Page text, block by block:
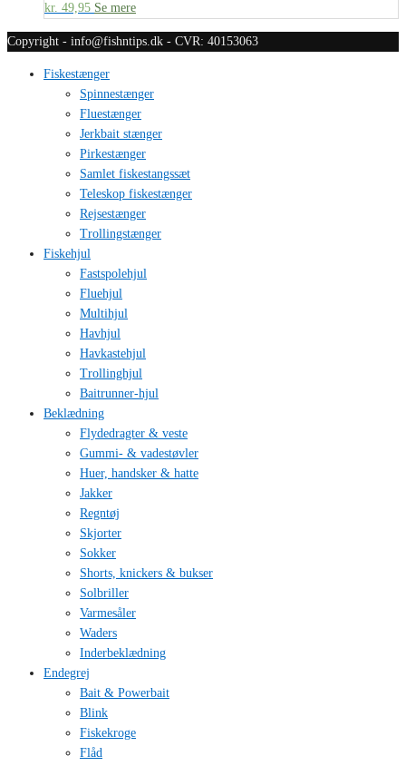
kr. 49,95 Se mere
Copyright - info@fishntips.dk - CVR: 40153063
Fiskestænger
Spinnestænger
Fluestænger
Jerkbait stænger
Pirkestænger
Samlet fiskestangssæt
Teleskop fiskestænger
Rejsestænger
Trollingstænger
Fiskehjul
Fastspolehjul
Fluehjul
Multihjul
Havhjul
Havkastehjul
Trollinghjul
Baitrunner-hjul
Beklædning
Flydedragter & veste
Gummi- & vadestøvler
Huer, handsker & hatte
Jakker
Regntøj
Skjorter
Sokker
Shorts, knickers & bukser
Solbriller
Varmesåler
Waders
Inderbeklædning
Endegrej
Bait & Powerbait
Blink
Fiskekroge
Flåd